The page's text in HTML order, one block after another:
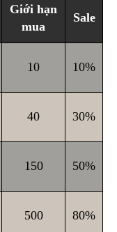
Giới hạn
mua
Sale
10 10%
40 30%
150 50%
500 80%